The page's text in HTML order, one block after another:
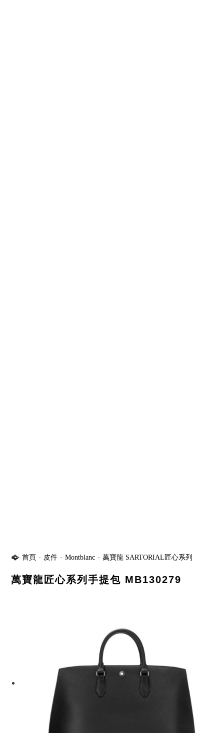
首頁 - 皮件 - Montblanc - 萬寶龍 SARTORIAL匠心系列
萬寶龍匠心系列手提包 MB130279